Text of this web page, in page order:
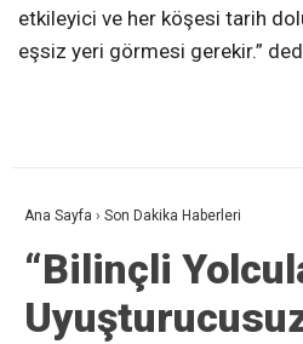
etkileyici ve her köşesi tarih
eşsiz yeri görmesi gerekir.”
Ana Sayfa › Son Dakika Haberleri
“Bilinçli